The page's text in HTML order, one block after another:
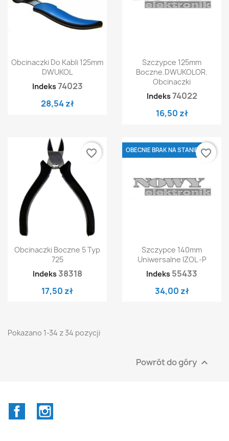
Obcinaczki Do Kabli 125mm
DWUKOL
Indeks74023
28,54 zł
Szczypce 125mm
Boczne.DWUKOLOR.
Obcinaczki
Indeks74022
16,50 zł
Obcinaczki Boczne 5 Typ
725
Indeks 38318
17,50 zł
favorite_border
Szczypce 140mm
Uniwersalne IZOL -P
Indeks 55433
34,00 zł
OBECNIE BRAK NA STANIE favorite_border
Pokazano 1-34 z 34 pozycji
Powrót do góry 
Facebook